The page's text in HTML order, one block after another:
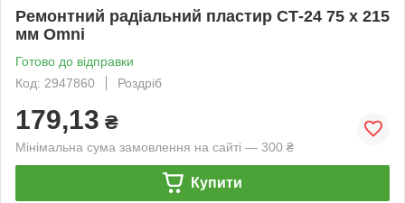
Ремонтний радіальний пластир СТ-24 75 х 215
мм Omni
Готово до відправки
Код: 2947860
Роздріб
179,13 ₴
Мінімальна сума замовлення на сайті — 300 ₴
Купити